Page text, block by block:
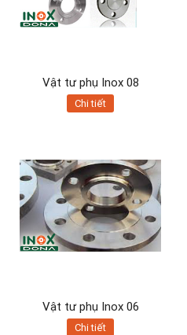
Vật tư phụ Inox 08
Chi tiết
Vật tư phụ Inox 06
Chi tiết